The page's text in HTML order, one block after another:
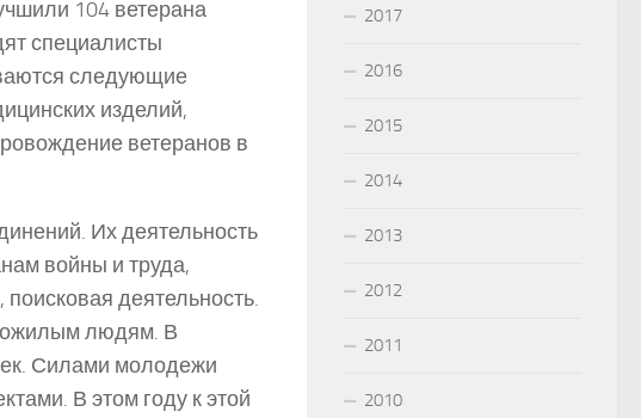
104 ветерана
специалисты
следующие
изделий,
ветеранов в
Их деятельность
войны и труда,
деятельность.
людям. В
Силами молодежи
В этом году к этой
2017
2016
2015
2014
2013
2012
2011
2010